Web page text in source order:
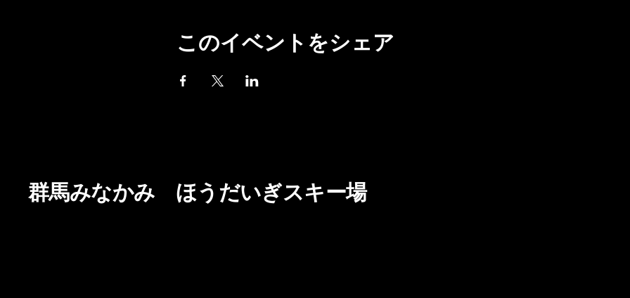
このイベントをシェア
群馬みなかみ ほうだいぎスキー場